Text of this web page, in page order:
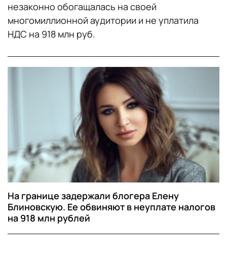
незаконно обогащалась на своей
многомиллионной аудитории и не уплатила
НДС на 918 млн руб.
На границе задержали блогера Елену
Блиновскую. Ее обвиняют в неуплате налогов
на 918 млн рублей